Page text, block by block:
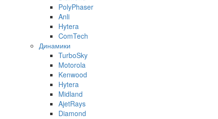
PolyPhaser
Anli
Hytera
ComTech
Динамики
TurboSky
Motorola
Kenwood
Hytera
Midland
AjetRays
Diamond